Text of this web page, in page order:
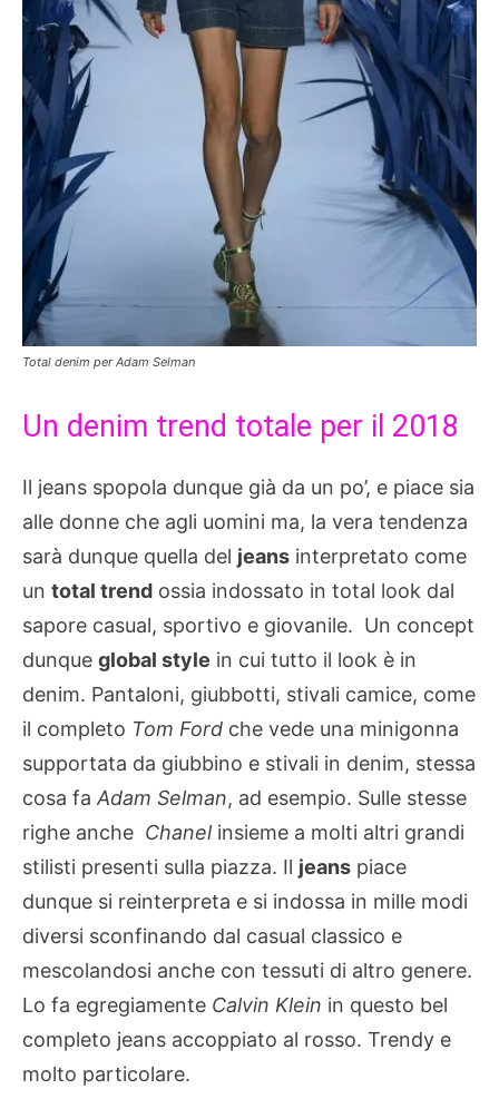
Total denim per Adam Selman
Un denim trend totale per il 2018
Il jeans spopola dunque già da un po’, e piace sia
alle donne che agli uomini ma, la vera tendenza
sarà dunque quella del jeans interpretato come
un total trend ossia indossato in total look dal
sapore casual, sportivo e giovanile. Un concept
dunque global style in cui tutto il look è in
denim. Pantaloni, giubbotti, stivali camice, come
il completo Tom Ford che vede una minigonna
supportata da giubbino e stivali in denim, stessa
cosa fa Adam Selman, ad esempio. Sulle stesse
righe anche Chanelinsieme a molti altri grandi
stilisti presenti sulla piazza. Il jeans piace
dunque si reinterpreta e si indossa in mille modi
diversi sconfinando dal casual classico e
mescolandosi anche con tessuti di altro genere.
Lo fa egregiamente Calvin Klein in questo bel
completo jeans accoppiato al rosso. Trendy e
molto particolare.